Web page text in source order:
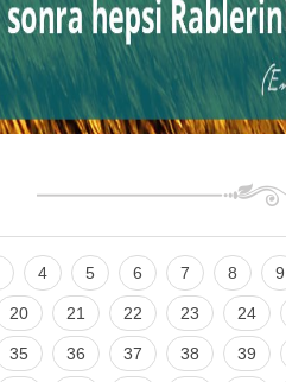
4 5 6 7 8 9
20 21 22 23 24
35 36 37 38 39